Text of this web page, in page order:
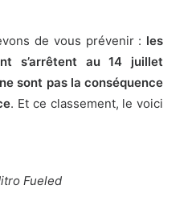
de vous prévenir : les
s’arrêtent au 14 juillet
sont pas la conséquence
. Et ce classement, le voici
Fueled